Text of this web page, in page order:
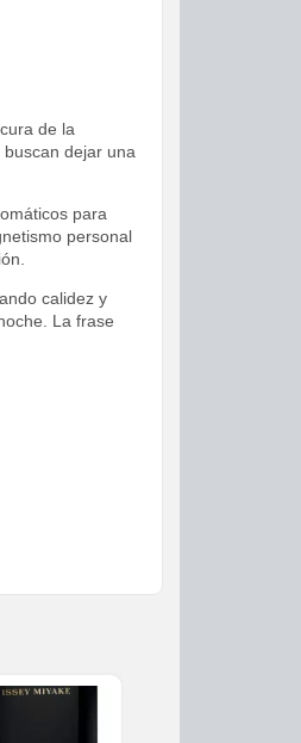
de la
dejar una
para
personal
calidez y
La frase